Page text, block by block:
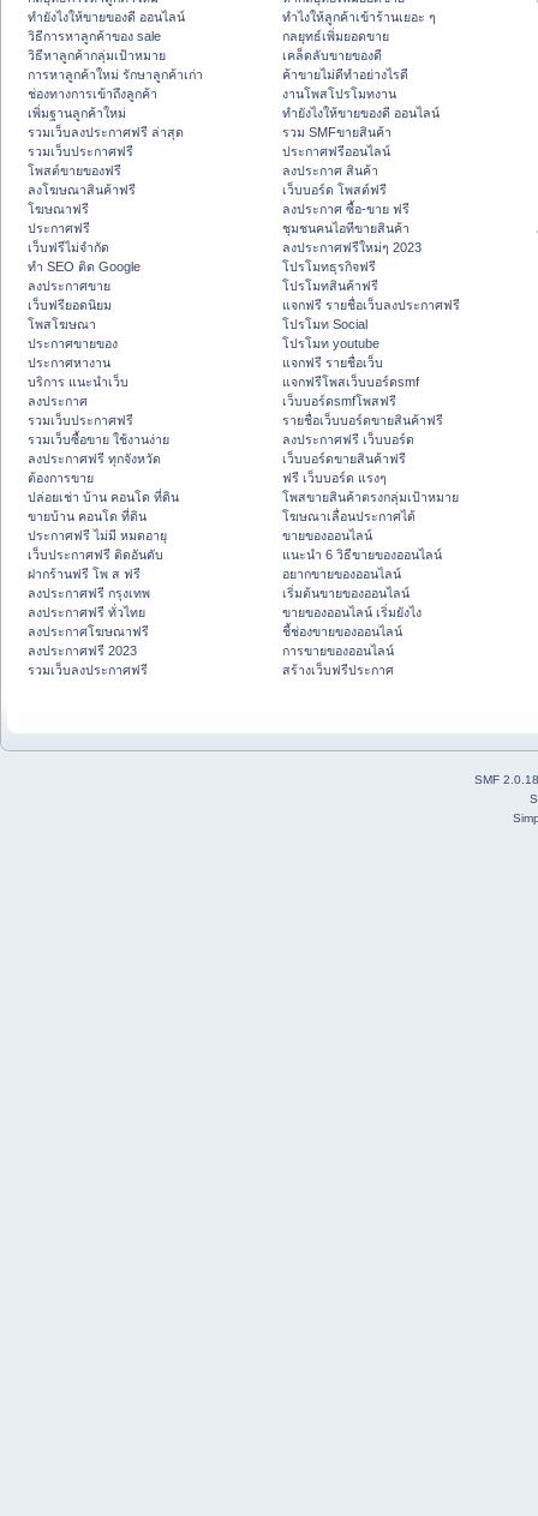
ทํายังไงให้ขายของดี ออนไลน์
วิธีการหาลูกค้าของ sale
วิธีหาลูกค้ากลุ่มเป้าหมาย
การหาลูกค้าใหม่ รักษาลูกค้าเก่า
ช่องทางการเข้าถึงลูกค้า
เพิ่มฐานลูกค้าใหม่
รวมเว็บลงประกาศฟรี ล่าสุด
รวมเว็บประกาศฟรี
โพสต์ขายของฟรี
ลงโฆษณาสินค้าฟรี
โฆษณาฟรี
ประกาศฟรี
เว็บฟรีไม่จำกัด
ทำ SEO ติด Google
ลงประกาศขาย
เว็บฟรียอดนิยม
โพสโฆษณา
ประกาศขายของ
ประกาศหางาน
บริการ แนะนำเว็บ
ลงประกาศ
รวมเว็บประกาศฟรี
รวมเว็บซื้อขาย ใช้งานง่าย
ลงประกาศฟรี ทุกจังหวัด
ต้องการขาย
ปล่อยเช่า บ้าน คอนโด ที่ดิน
ขายบ้าน คอนโด ที่ดิน
ประกาศฟรี ไม่มี หมดอายุ
เว็บประกาศฟรี ติดอันดับ
ฝากร้านฟรี โพ ส ฟรี
ลงประกาศฟรี กรุงเทพ
ลงประกาศฟรี ทั่วไทย
ลงประกาศโฆษณาฟรี
ลงประกาศฟรี 2023
รวมเว็บลงประกาศฟรี
ทําไงให้ลูกค้าเข้าร้านเยอะ ๆ
กลยุทธ์เพิ่มยอดขาย
เคล็ดลับขายของดี
ค้าขายไม่ดีทำอย่างไรดี
งานโพสโปรโมทงาน
ทํายังไงให้ขายของดี ออนไลน์
รวม SMFขายสินค้า
ประกาศฟรีออนไลน์
ลงประกาศ สินค้า
เว็บบอร์ด โพสต์ฟรี
ลงประกาศ ซื้อ-ขาย ฟรี
ชุมชนคนไอทีขายสินค้า
ลงประกาศฟรีใหม่ๆ 2023
โปรโมทธุรกิจฟรี
โปรโมทสินค้าฟรี
แจกฟรี รายชื่อเว็บลงประกาศฟรี
โปรโมท Social
โปรโมท youtube
แจกฟรี รายชื่อเว็บ
แจกฟรีโพสเว็บบอร์ดsmf
เว็บบอร์ดsmfโพสฟรี
รายชื่อเว็บบอร์ดขายสินค้าฟรี
ลงประกาศฟรี เว็บบอร์ด
เว็บบอร์ดขายสินค้าฟรี
ฟรี เว็บบอร์ด แรงๆ
โพสขายสินค้าตรงกลุ่มเป้าหมาย
โฆษณาเลื่อนประกาศได้
ขายของออนไลน์
แนะนำ 6 วิธีขายของออนไลน์
อยากขายของออนไลน์
เริ่มต้นขายของออนไลน์
ขายของออนไลน์ เริ่มยังไง
ชี้ช่องขายของออนไลน์
การขายของออนไลน์
สร้างเว็บฟรีประกาศ
SMF 2.0.18